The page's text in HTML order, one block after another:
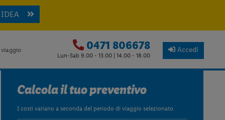
IDEA
0471 806678
Lun-Sab 9.00 - 13.00 | 14.00 - 18.00
Accedi
Calcola il tuo preventivo
I costi variano a seconda del periodo di viaggio selezionato.